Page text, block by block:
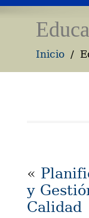
Inicio
«
y
Calidad